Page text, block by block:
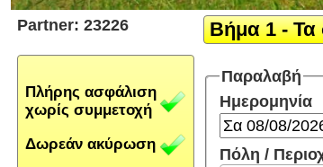
Partner: 23226
Πλήρης ασφάλιση
χωρίς συμμετοχή
Δωρεάν ακύρωση
Βήμα 1 - Τα
Παραλαβή
Ημερομηνία
Πόλη /